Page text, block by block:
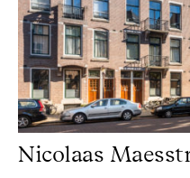
Nicolaas